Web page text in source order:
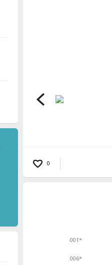
0
001*
006*